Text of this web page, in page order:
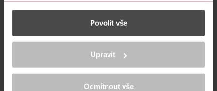
Shromažďovali informace o vaší geografické
poloze, které mohou být přesné na několik metrů
Identifikovali vaše zařízení pomocí aktivního
Zjistěte více o tom, jak zpracováváme vaše osobní
údaje, a nastavte si předvolby včásti s podrobnostmi.
Svůj souhlas můžete kdykoliv změnit nebo odvolat v
Povolit vše
Upravit
Odmítnout vše